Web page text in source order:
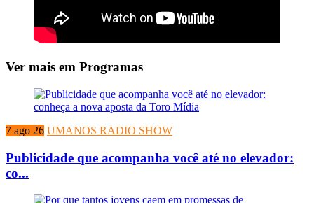
Ver mais em Programas
7 ago 26 UMANOS RADIO SHOW
Publicidade que acompanha você até no elevador:
co...